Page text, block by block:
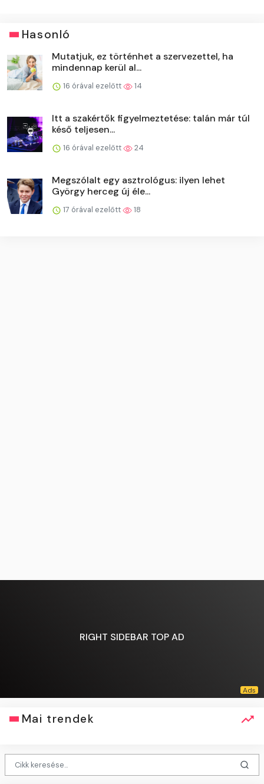
Hasonló
Mutatjuk, ez történhet a szervezettel, ha
mindennap kerül al...
16 órával ezelőtt 14
Itt a szakértők figyelmeztetése: talán már túl
késő teljesen...
16 órával ezelőtt 24
Megszólalt egy asztrológus: ilyen lehet
György herceg új éle...
17 órával ezelőtt 18
RIGHT SIDEBAR TOP AD
Mai trendek